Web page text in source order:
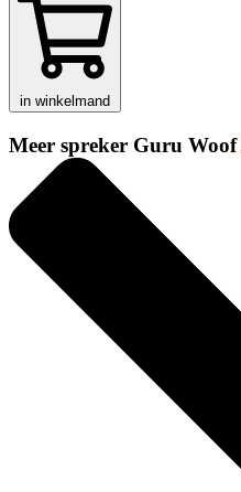
in winkelmand
Meer spreker Guru Woof